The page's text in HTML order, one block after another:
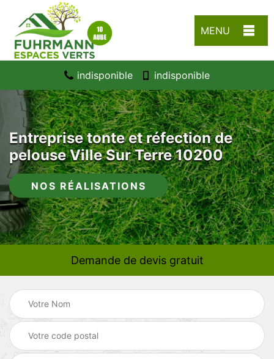
MENU
indisponible indisponible
Entreprise tonte et réfection de
pelouse Ville Sur Terre 10200
NOS RÉALISATIONS
Demande de devis gratuit